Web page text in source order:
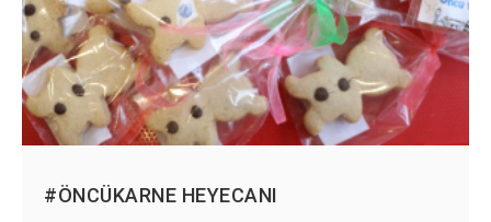
#ÖNCÜKARNE HEYECANI